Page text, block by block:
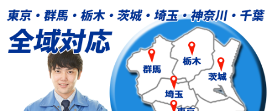
給水管工事※（塩ビ管（VP・HI）使
用/3ｍまで)
33,000円
給水管工事※（塩ビ管（VP・HI）使
用（追加）/3ｍ超え)
+8,800円
給水管工事※（ライニング鋼管・銅
管・ポリ管・HT管使用/3ｍまで)
44,000円